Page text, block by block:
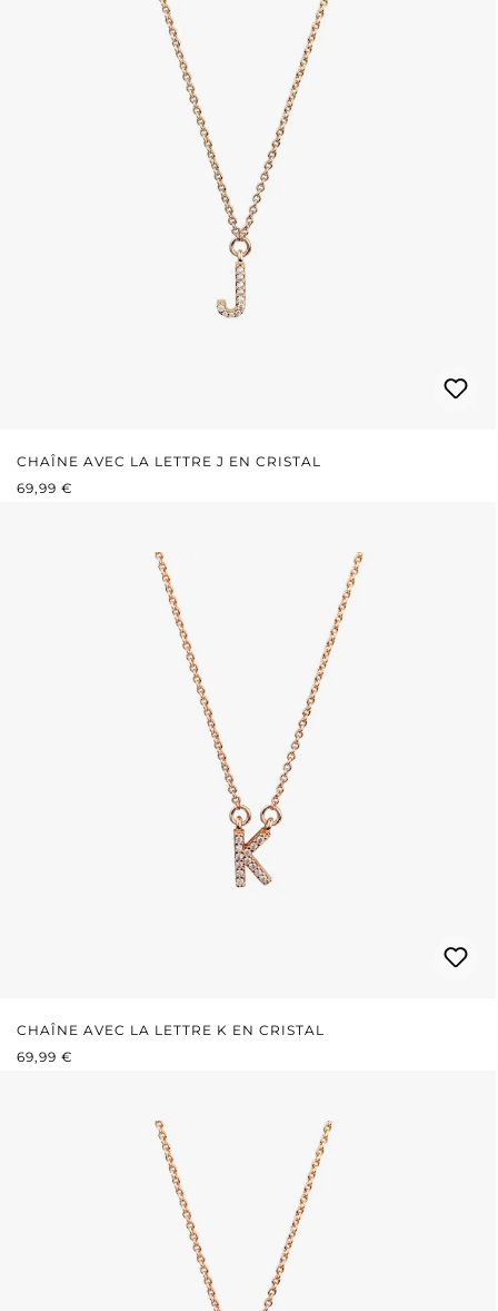
CHAÎNE AVEC LA LETTRE J EN CRISTAL
PRIX RÉGULIER :
69,99 €
CHAÎNE AVEC LA LETTRE K EN CRISTAL
PRIX RÉGULIER :
69,99 €